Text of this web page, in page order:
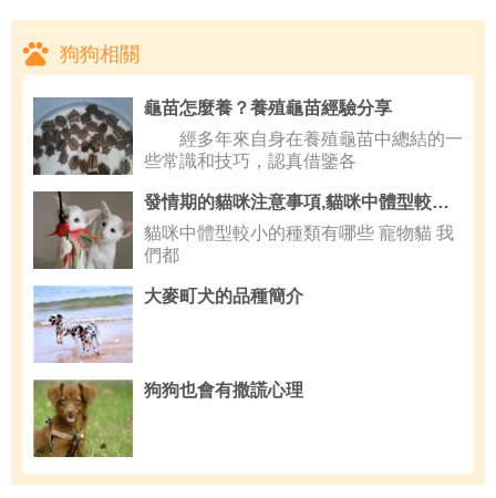
狗狗相關
龜苗怎麼養？養殖龜苗經驗分享
經多年來自身在養殖龜苗中總結的一
些常識和技巧，認真借鑒各
發情期的貓咪注意事項,貓咪中體型較小的種類有哪些
貓咪中體型較小的種類有哪些 寵物貓 我
們都
大麥町犬的品種簡介
狗狗也會有撒謊心理